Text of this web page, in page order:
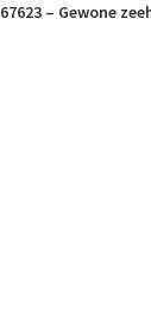
67623 – Gewone